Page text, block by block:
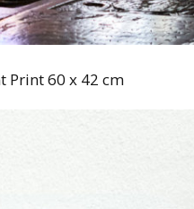
Print 60 x 42 cm